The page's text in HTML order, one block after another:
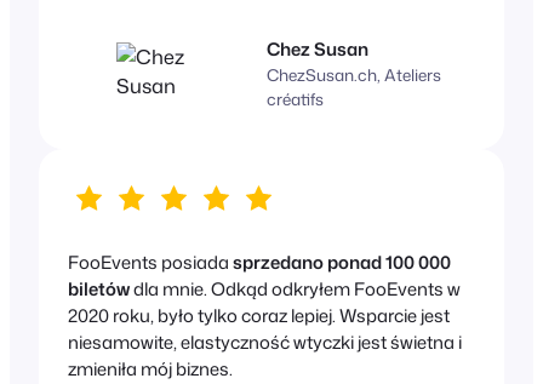
Chez Susan
ChezSusan.ch, Ateliers
créatifs
FooEvents posiadasprzedano ponad 100 000
biletówdla mnie. Odkąd odkryłem FooEvents w
2020 roku, było tylko coraz lepiej. Wsparcie jest
niesamowite, elastyczność wtyczki jest świetna i
zmieniła mój biznes.